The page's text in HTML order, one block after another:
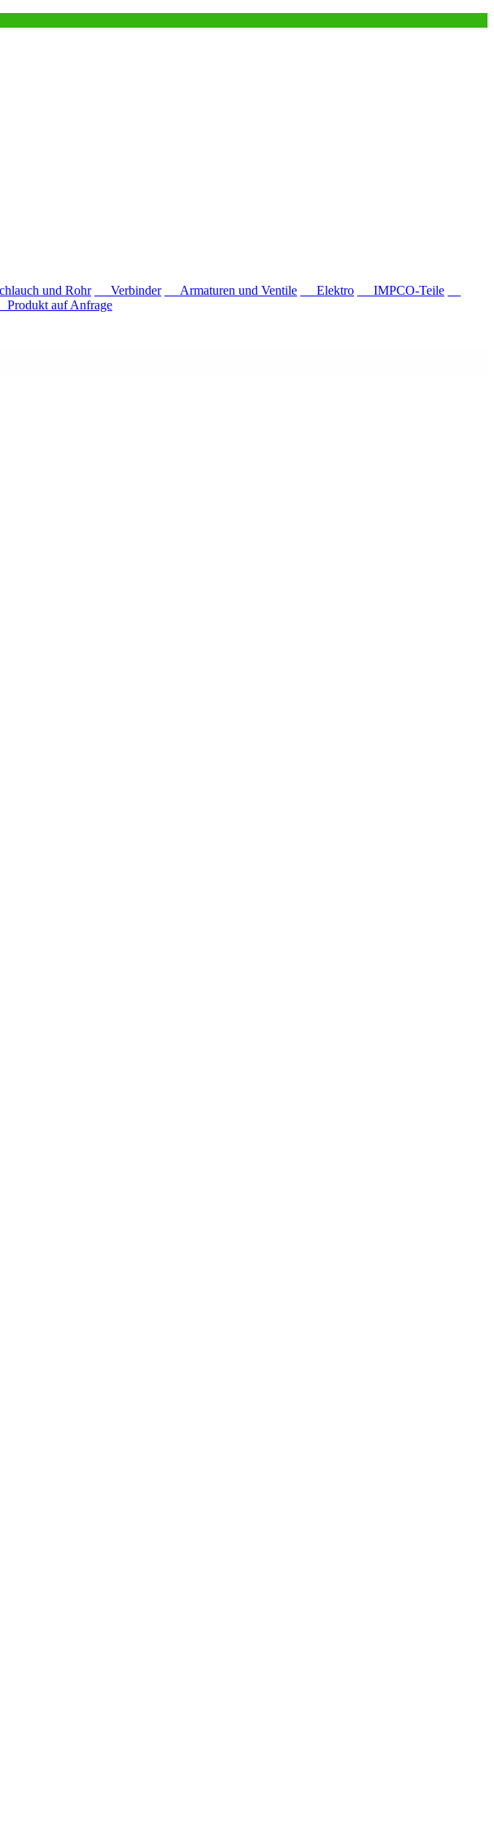
und Rohr Verbinder Armaturen und Ventile Elektro
IMPCO-Teile
auf Anfrage